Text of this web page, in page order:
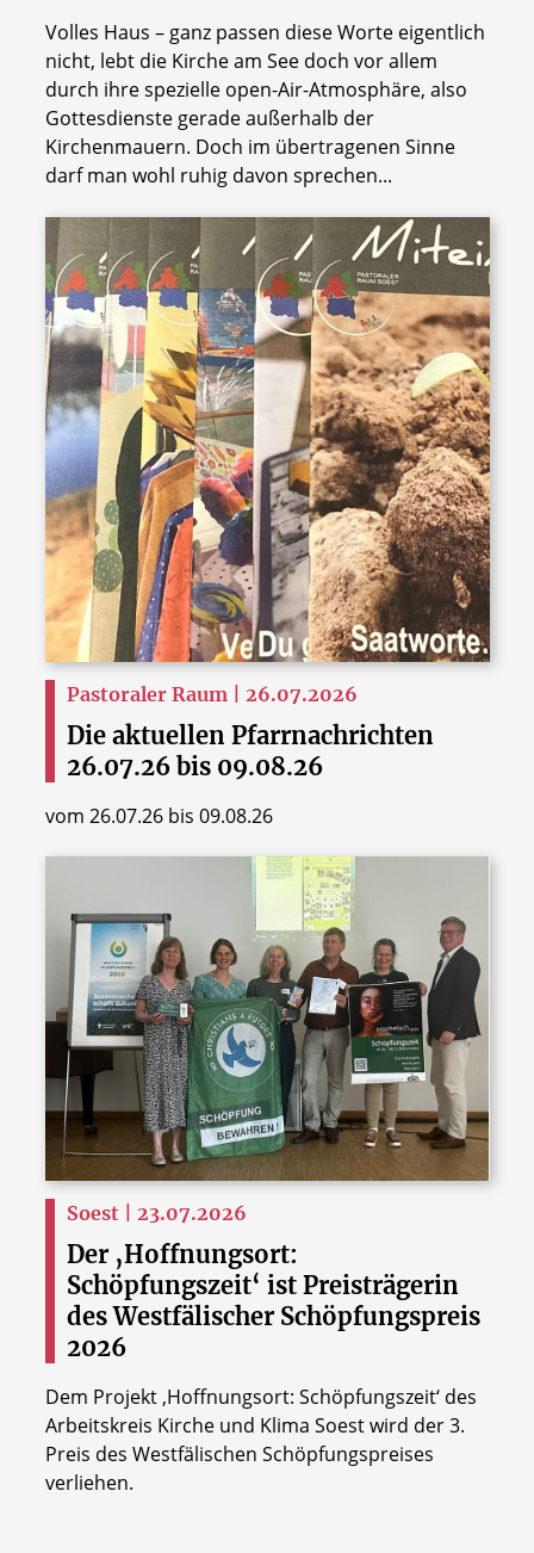
Volles Haus – ganz passen diese Worte eigentlich
nicht, lebt die Kirche am See doch vor allem
durch ihre spezielle open-Air-Atmosphäre, also
Gottesdienste gerade außerhalb der
Kirchenmauern. Doch im übertragenen Sinne
darf man wohl ruhig davon sprechen...
Pastoraler Raum | 26.07.2026
Die aktuellen Pfarrnachrichten
26.07.26 bis 09.08.26
vom 26.07.26 bis 09.08.26
Soest | 23.07.2026
Der ‚Hoffnungsort:
Schöpfungszeit‘ ist Preisträgerin
des Westfälischer Schöpfungspreis
2026
Dem Projekt ‚Hoffnungsort: Schöpfungszeit‘ des
Arbeitskreis Kirche und Klima Soest wird der 3.
Preis des Westfälischen Schöpfungspreises
verliehen.